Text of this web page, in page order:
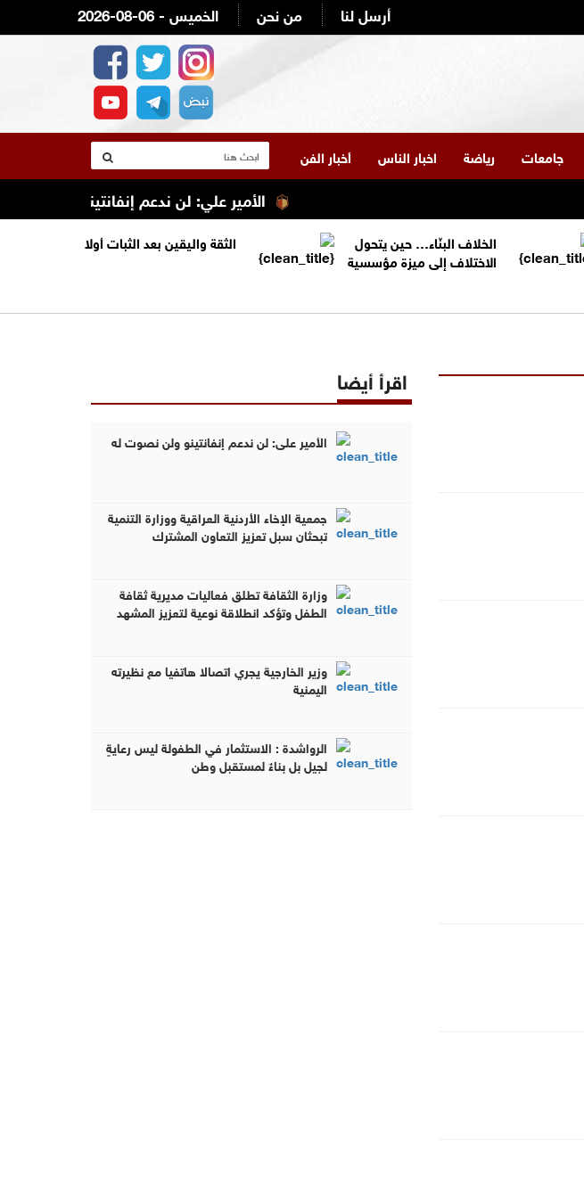
2026-08-06 - الخميس من نحن أرسل لنا
جامعات رياضة اخبار الناس أخبار الفن
الأمير علي: لن ندعم إنفانتينو ولن نصوت له
الخلاف البنّاء… حين يتحول
الاختلاف إلى ميزة مؤسسية
الثقة واليقين بعد الثبات أولا
اقرأ أيضا
الأمير علي: لن ندعم إنفانتينو ولن نصوت له
جمعية الإخاء الأردنية العراقية ووزارة التنمية
تبحثان سبل تعزيز التعاون المشترك
وزارة الثقافة تطلق فعاليات مديرية ثقافة
الطفل وتؤكد انطلاقة نوعية لتعزيز المشهد
وزير الخارجية يجري اتصالا هاتفيا مع نظيرته
اليمنية
الرواشدة : الاستثمار في الطفولة ليس رعايةٍ
لجيلٍ بل بناءٌ لمستقبل وطنٍ